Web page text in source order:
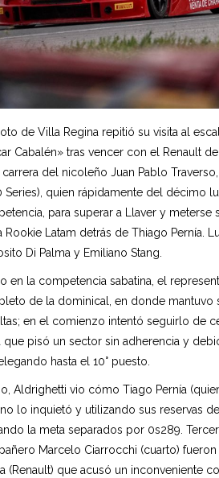
de Villa Regina repitió su visita al
Cabalén» tras vencer con el Renault
carrera del nicoleño Juan Pablo
Series), quien rápidamente del décimo
para superar a Llaver y meterse
Rookie Latam detrás de Thiago Pernía.
Di Palma y Emiliano Stang.
en la competencia sabatina, el
de la dominical, en donde mantuvo
en el comienzo intentó seguirlo de
que pisó un sector sin adherencia y
hasta el 10° puesto.
Aldrighetti vio cómo Tiago Pernía
lo inquietó y utilizando sus reservas
la meta separados por 0s289.
Marcelo Ciarrocchi (cuarto)
(Renault) que acusó un inconveniente